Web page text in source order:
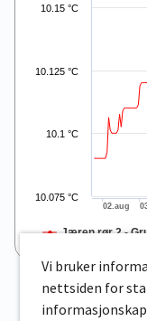
Jæren rør 2 -
10.075 °C
10.1 °C
10.125 °C
10.15 °C
02.aug
End of interactive
Vi bruker
nettsiden for